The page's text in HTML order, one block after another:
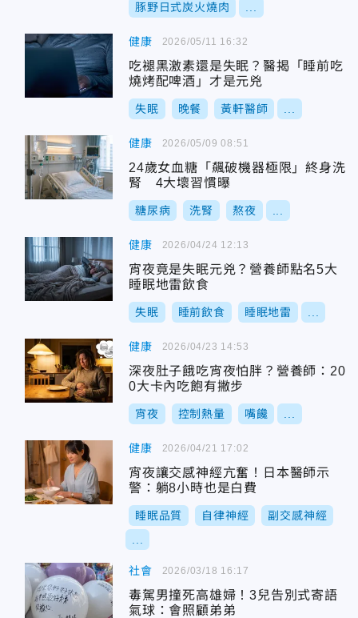
豚野日式炭火燒肉
健康
吃褪黑激素還是失眠？醫揭「睡前吃
燒烤配啤酒」才是元兇
失眠 晚餐 黃軒醫師
2026/05/11 16:32
健康
24歲女血糖「飆破機器極限」終身洗
腎 4大壞習慣曝
糖尿病 洗腎 熬夜
2026/05/09 08:51
健康
宵夜竟是失眠元兇？營養師點名5大
睡眠地雷飲食
失眠 睡前飲食 睡眠地雷
2026/04/24 12:13
健康
深夜肚子餓吃宵夜怕胖？營養師：20
0大卡內吃飽有撇步
宵夜 控制熱量 嘴饞
2026/04/23 14:53
健康
宵夜讓交感神經亢奮！日本醫師示
警：躺8小時也是白費
睡眠品質 自律神經 副交感神經
2026/04/21 17:02
社會
毒駕男撞死高雄婦！3兒告別式寄語
氣球：會照顧弟弟
2026/03/18 16:17